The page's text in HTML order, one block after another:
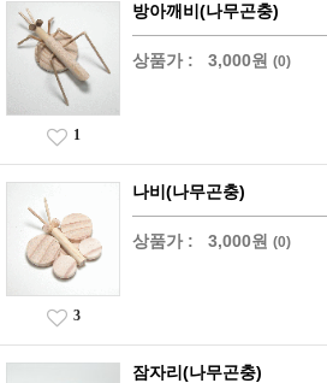
방아깨비(나무곤충)
상품가 : 3,000원 (0)
1
나비(나무곤충)
상품가 : 3,000원 (0)
3
잠자리(나무곤충)